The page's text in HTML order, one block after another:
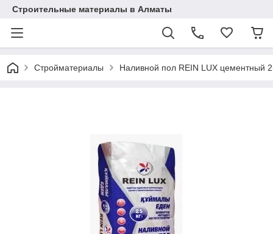
Строительные материалы в Алматы
Стройматериалы Наливной пол REIN LUX цементный